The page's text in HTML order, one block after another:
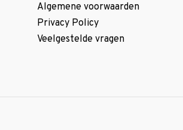
Algemene voorwaarden
Privacy Policy
Veelgestelde vragen